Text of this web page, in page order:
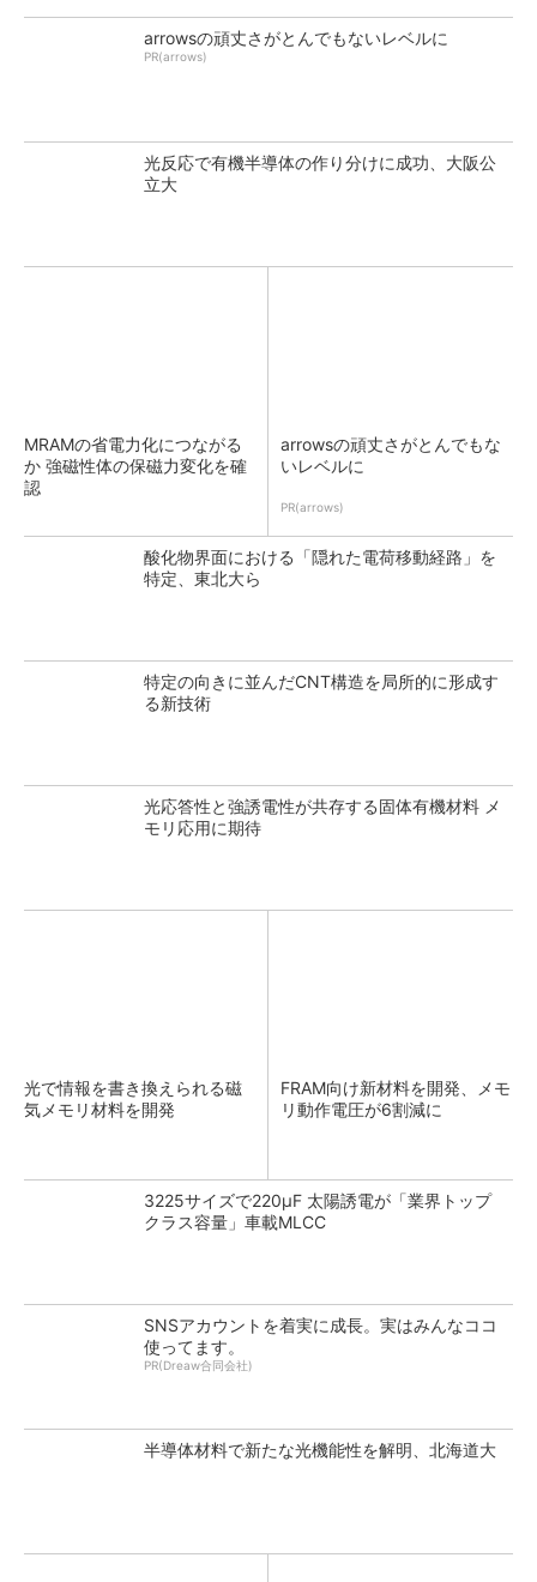
arrowsの頑丈さがとんでもないレベルに
PR(arrows)
光反応で有機半導体の作り分けに成功、大阪公
立大
MRAMの省電力化につながる
か 強磁性体の保磁力変化を確
認
arrowsの頑丈さがとんでもな
いレベルに
PR(arrows)
酸化物界面における「隠れた電荷移動経路」を
特定、東北大ら
特定の向きに並んだCNT構造を局所的に形成す
る新技術
光応答性と強誘電性が共存する固体有機材料 メ
モリ応用に期待
光で情報を書き換えられる磁
気メモリ材料を開発
FRAM向け新材料を開発、メモ
リ動作電圧が6割減に
3225サイズで220μF 太陽誘電が「業界トップ
クラス容量」車載MLCC
SNSアカウントを着実に成長。実はみんなココ
使ってます。
PR(Dreaw合同会社)
半導体材料で新たな光機能性を解明、北海道大